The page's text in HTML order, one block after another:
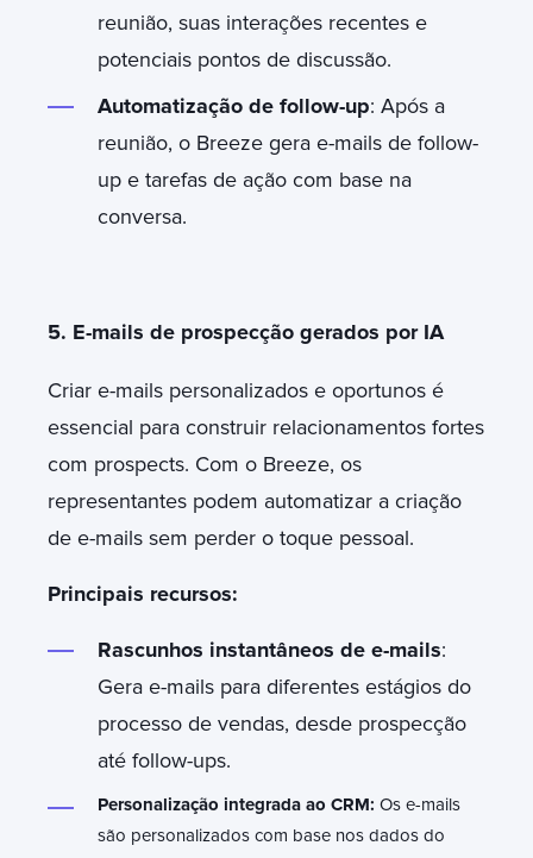
reunião, suas interações recentes e
potenciais pontos de discussão.
Automatização de follow-up: Após a
reunião, o Breeze gera e-mails de follow-
up e tarefas de ação com base na
conversa.
5. E-mails de prospecção gerados por IA
Criar e-mails personalizados e oportunos é
essencial para construir relacionamentos fortes
com prospects. Com o Breeze, os
representantes podem automatizar a criação
de e-mails sem perder o toque pessoal.
Principais recursos:
Rascunhos instantâneos de e-mails:
Gera e-mails para diferentes estágios do
processo de vendas, desde prospecção
até follow-ups.
Personalização integrada ao CRM: Os e-mails
são personalizados com base nos dados do